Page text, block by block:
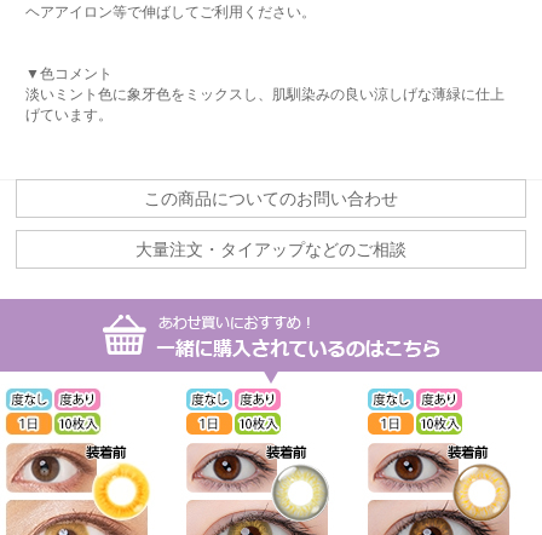
ヘアアイロン等で伸ばしてご利用ください。
▼色コメント
淡いミント色に象牙色をミックスし、肌馴染みの良い涼しげな薄緑に仕上
げています。
この商品についてのお問い合わせ
大量注文・タイアップなどのご相談